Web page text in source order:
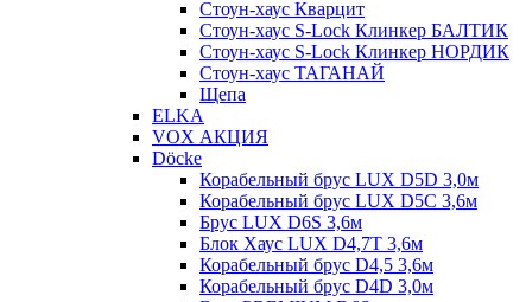
Стоун-хаус Кварцит
Стоун-хаус S-Lock Клинкер БАЛТИК
Стоун-хаус S-Lock Клинкер НОРДИК
Стоун-хаус ТАГАНАЙ
Щепа
ELKA
VOX АКЦИЯ
Döcke
Корабельный брус LUX D5D 3,0м
Корабельный брус LUX D5C 3,6м
Брус LUX D6S 3,6м
Блок Хаус LUX D4,7T 3,6м
Корабельный брус D4,5 3,6м
Корабельный брус D4D 3,0м